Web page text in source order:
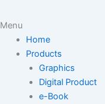
Menu
Home
Products
Graphics
Digital Product
e-Book